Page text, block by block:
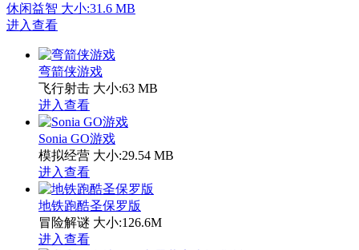
休闲益智 大小:31.6 MB
进入查看
弯箭侠游戏
飞行射击 大小:63 MB
进入查看
Sonia GO游戏
模拟经营 大小:29.54 MB
进入查看
地铁跑酷圣保罗版
冒险解谜 大小:126.6M
进入查看